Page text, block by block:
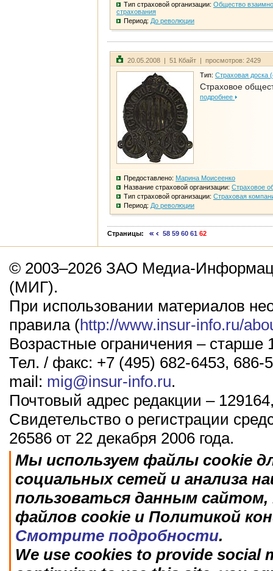
Тип страховой организации: Общество
страхования
Период: До революции
20.05.2008 | 51 Кбайт | просмотров: 2429
Тип: Страховая доска
Страховое
подробнее
Предоставлено: Марина Моисеенко
Название страховой организации: Страховое
Тип страховой организации: Страховая
Период: До революции
Страницы: 58 59 60 61 62
© 2003–2026 ЗАО Медиа-
(МИГ).
При использовании материалов
правила (http://www.insur-info.ru/
Возрастные ограничения – старше
Тел. / факс: +7 (495) 682-6453, 686-
mail: mig@insur-info.ru.
Почтовый адрес редакции –
Свидетельство о регистрации
26586 от 22 декабря 2006 года.
Мы используем файлы cookie
социальных сетей и анализа
пользоваться данным
файлов cookie и Политикой
Смотрите подробности.
We use cookies to provide social